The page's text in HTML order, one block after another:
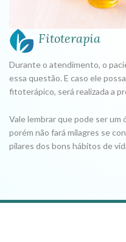
Fitoterapia
Durante o atendimento, o
essa questão. E caso ele
fitoterápico, será realizada a
Vale lembrar que pode ser um
porém não fará milagres se
pilares dos bons hábitos de